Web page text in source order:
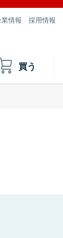
情報 採用情報
買う